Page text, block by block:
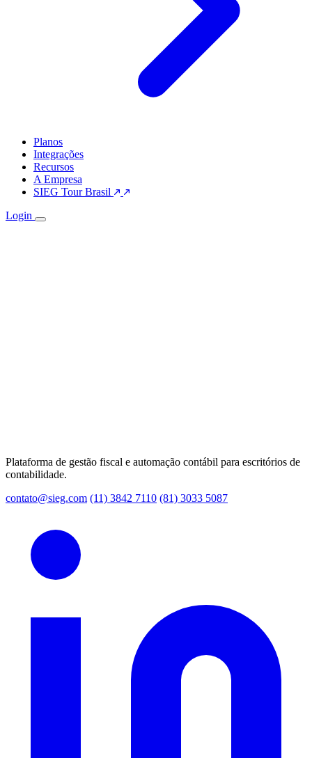
Planos
Integrações
Recursos
A Empresa
SIEG Tour Brasil
Login
Plataforma de gestão fiscal e automação contábil para escritórios de
contabilidade.
contato@sieg.com (11) 3842 7110 (81) 3033 5087